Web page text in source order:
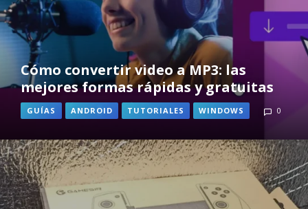
Cómo convertir video a MP3: las
mejores formas rápidas y gratuitas
GUÍAS ANDROID TUTORIALES WINDOWS 0